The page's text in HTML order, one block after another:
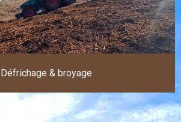
Défrichage & broyage